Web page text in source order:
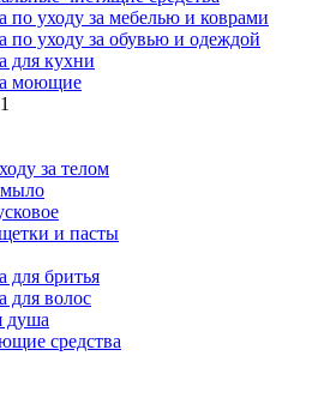
по уходу за мебелью и коврами
по уходу за обувью и одеждой
для кухни
моющие
за телом
и пасты
для бритья
для волос
душа
средства